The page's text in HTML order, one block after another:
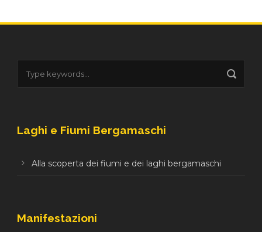
Laghi e Fiumi Bergamaschi
Alla scoperta dei fiumi e dei laghi bergamaschi
Manifestazioni